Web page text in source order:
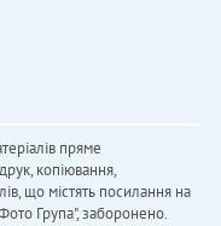
пряме
копіювання,
що містять посилання на
Група", заборонено.